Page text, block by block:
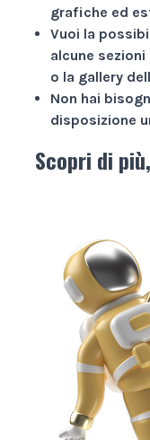
grafiche ed
Vuoi la
alcune
o la gallery
Non hai
disposizione
Scopri di